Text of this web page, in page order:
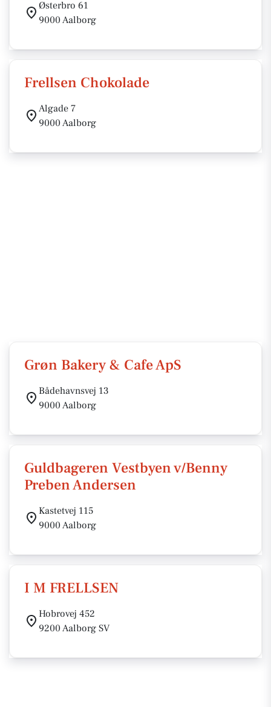
Østerbro 61
9000 Aalborg
Frellsen Chokolade
Algade 7
9000 Aalborg
Grøn Bakery & Cafe ApS
Bådehavnsvej 13
9000 Aalborg
Guldbageren Vestbyen v/Benny
Preben Andersen
Kastetvej 115
9000 Aalborg
I M FRELLSEN
Hobrovej 452
9200 Aalborg SV